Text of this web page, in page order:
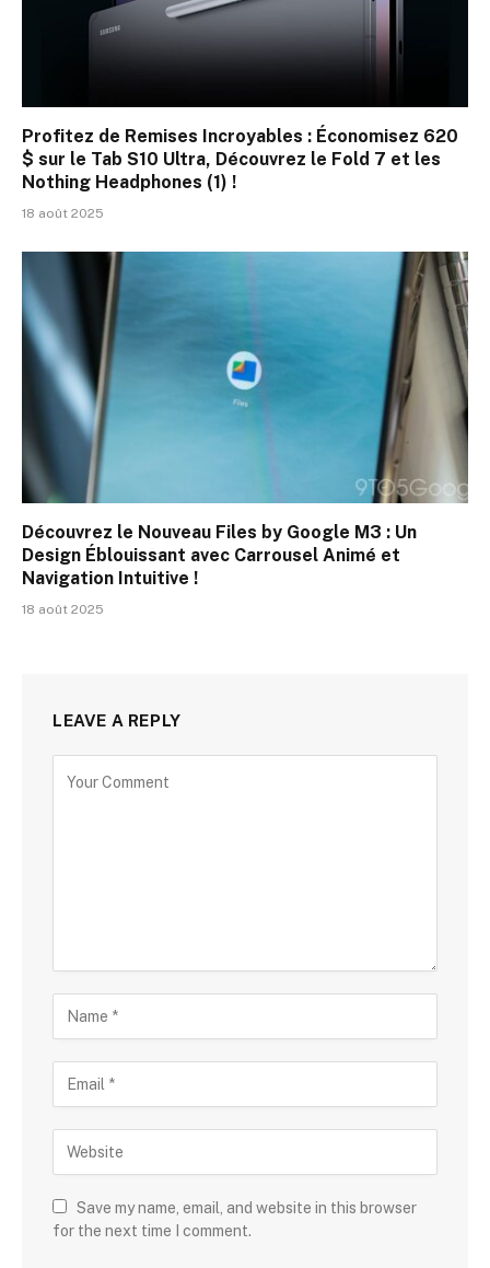
Profitez de Remises Incroyables : Économisez 620
$ sur le Tab S10 Ultra, Découvrez le Fold 7 et les
Nothing Headphones (1) !
18 août 2025
Découvrez le Nouveau Files by Google M3 : Un
Design Éblouissant avec Carrousel Animé et
Navigation Intuitive !
18 août 2025
LEAVE A REPLY
Save my name, email, and website in this browser
for the next time I comment.